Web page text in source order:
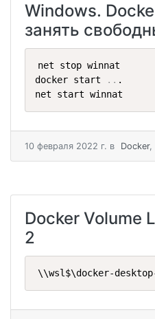
Windows.
занять
net stop winnat
docker start
.. .
net start winnat
10 февраля 2022 г. в Docker,
Docker Volume
2
\\wsl$\docker-